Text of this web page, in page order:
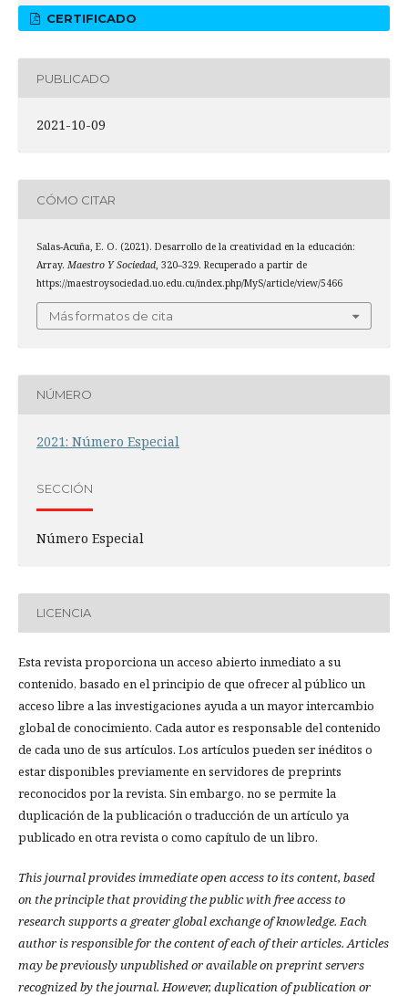
CERTIFICADO
PUBLICADO
2021-10-09
CÓMO CITAR
Salas-Acuña, E. O. (2021). Desarrollo de la creatividad en la educación:
Array. Maestro Y Sociedad, 320–329. Recuperado a partir de
https://maestroysociedad.uo.edu.cu/index.php/MyS/article/view/5466
Más formatos de cita
NÚMERO
2021: Número Especial
SECCIÓN
Número Especial
LICENCIA
Esta revista proporciona un acceso abierto inmediato a su
contenido, basado en el principio de que ofrecer al público un
acceso libre a las investigaciones ayuda a un mayor intercambio
global de conocimiento. Cada autor es responsable del contenido
de cada uno de sus artículos. Los artículos pueden ser inéditos o
estar disponibles previamente en servidores de preprints
reconocidos por la revista. Sin embargo, no se permite la
duplicación de la publicación o traducción de un artículo ya
publicado en otra revista o como capítulo de un libro.
This journal provides immediate open access to its content, based
on the principle that providing the public with free access to
research supports a greater global exchange of knowledge. Each
author is responsible for the content of each of their articles. Articles
may be previously unpublished or available on preprint servers
recognized by the journal. However, duplication of publication or